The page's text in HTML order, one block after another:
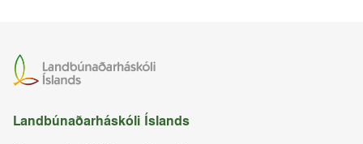
Landbúnaðarháskóli Íslands